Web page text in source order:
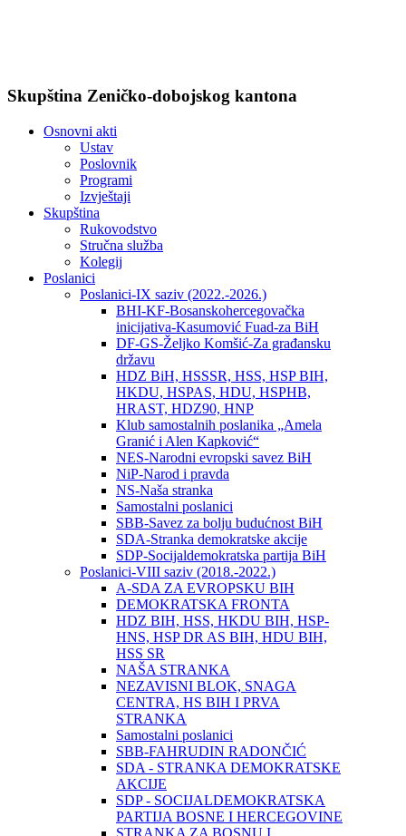
Skupština Zeničko-dobojskog kantona
Osnovni akti
Ustav
Poslovnik
Programi
Izvještaji
Skupština
Rukovodstvo
Stručna služba
Kolegij
Poslanici
Poslanici-IX saziv (2022.-2026.)
BHI-KF-Bosanskohercegovačka
inicijativa-Kasumović Fuad-za BiH
DF-GS-Željko Komšić-Za građansku
državu
HDZ BiH, HSSSR, HSS, HSP BIH,
HKDU, HSPAS, HDU, HSPHB,
HRAST, HDZ90, HNP
Klub samostalnih poslanika „Amela
Granić i Alen Kapković“
NES-Narodni evropski savez BiH
NiP-Narod i pravda
NS-Naša stranka
Samostalni poslanici
SBB-Savez za bolju budućnost BiH
SDA-Stranka demokratske akcije
SDP-Socijaldemokratska partija BiH
Poslanici-VIII saziv (2018.-2022.)
A-SDA ZA EVROPSKU BIH
DEMOKRATSKA FRONTA
HDZ BIH, HSS, HKDU BIH, HSP-
HNS, HSP DR AS BIH, HDU BIH,
HSS SR
NAŠA STRANKA
NEZAVISNI BLOK, SNAGA
CENTRA, HS BIH I PRVA
STRANKA
Samostalni poslanici
SBB-FAHRUDIN RADONČIĆ
SDA - STRANKA DEMOKRATSKE
AKCIJE
SDP - SOCIJALDEMOKRATSKA
PARTIJA BOSNE I HERCEGOVINE
STRANKA ZA BOSNU I